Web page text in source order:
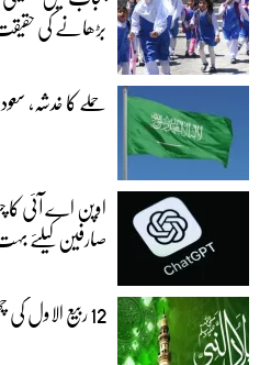
بڑھانے کی
حملے کا خدشہ،
اوپن اے آئی
صارفین کیلئے
12 ربیع الاول کی چھٹی سے متعلق اہم خبر آگئی